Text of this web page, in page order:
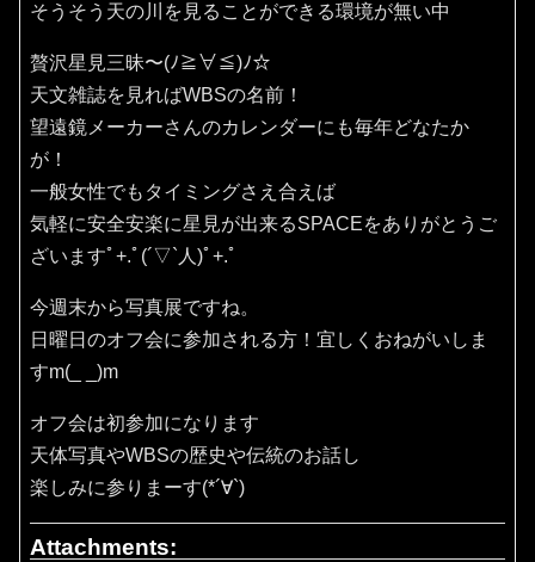
そうそう天の川を見ることができる環境が無い中
贅沢星見三昧〜(ﾉ≧∀≦)ﾉ☆
天文雑誌を見ればWBSの名前！
望遠鏡メーカーさんのカレンダーにも毎年どなたか
が！
一般女性でもタイミングさえ合えば
気軽に安全安楽に星見が出来るSPACEをありがとうご
ざいますﾟ+.ﾟ(´▽`人)ﾟ+.ﾟ
今週末から写真展ですね。
日曜日のオフ会に参加される方！宜しくおねがいしま
すm(_ _)m
オフ会は初参加になります
天体写真やWBSの歴史や伝統のお話し
楽しみに参りまーす(*´∀`)
Attachments: